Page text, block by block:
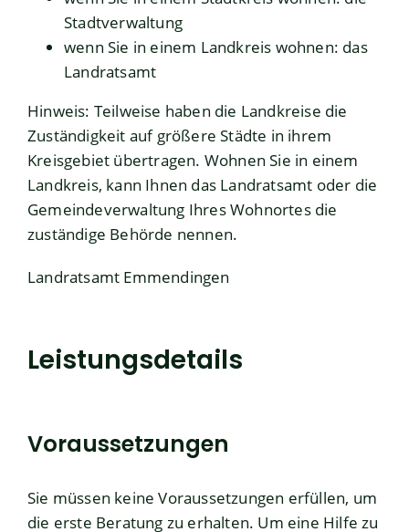
Stadtverwaltung
wenn Sie in einem Landkreis wohnen: das
Landratsamt
Hinweis: Teilweise haben die Landkreise die
Zuständigkeit auf größere Städte in ihrem
Kreisgebiet übertragen. Wohnen Sie in einem
Landkreis, kann Ihnen das Landratsamt oder die
Gemeindeverwaltung Ihres Wohnortes die
zuständige Behörde nennen.
Landratsamt Emmendingen
Leistungsdetails
Voraussetzungen
Sie müssen keine Voraussetzungen erfüllen, um
die erste Beratung zu erhalten. Um eine Hilfe zu